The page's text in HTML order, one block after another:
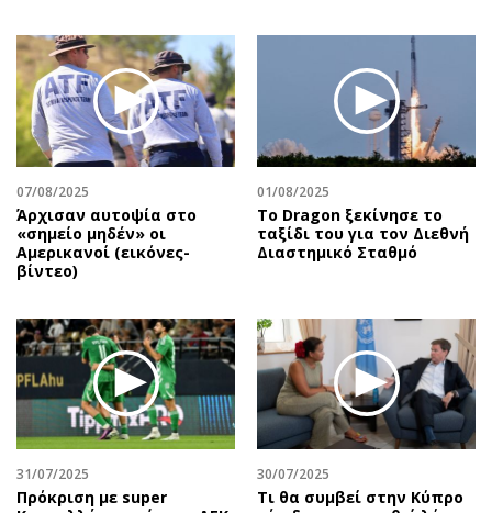
07/08/2025
Άρχισαν αυτοψία στο
«σημείο μηδέν» οι
Αμερικανοί (εικόνες-
βίντεο)
01/08/2025
Το Dragon ξεκίνησε το
ταξίδι του για τον Διεθνή
Διαστημικό Σταθμό
31/07/2025
Πρόκριση με super
30/07/2025
Τι θα συμβεί στην Κύπρο